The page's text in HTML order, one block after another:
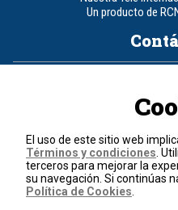
Un producto de
Política
Términos
© 2026,
Todos los
El uso de este sitio web
Términos y condiciones .
terceros para mejorar la
su navegación. Si continúas
Política de Cookies